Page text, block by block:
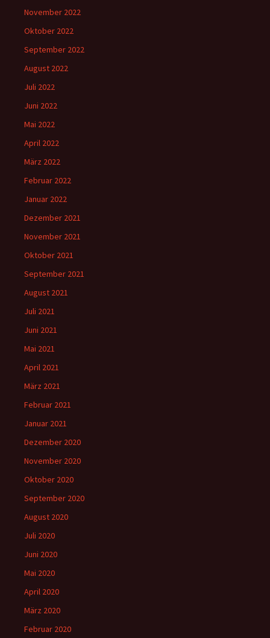
November 2022
Oktober 2022
September 2022
August 2022
Juli 2022
Juni 2022
Mai 2022
April 2022
März 2022
Februar 2022
Januar 2022
Dezember 2021
November 2021
Oktober 2021
September 2021
August 2021
Juli 2021
Juni 2021
Mai 2021
April 2021
März 2021
Februar 2021
Januar 2021
Dezember 2020
November 2020
Oktober 2020
September 2020
August 2020
Juli 2020
Juni 2020
Mai 2020
April 2020
März 2020
Februar 2020